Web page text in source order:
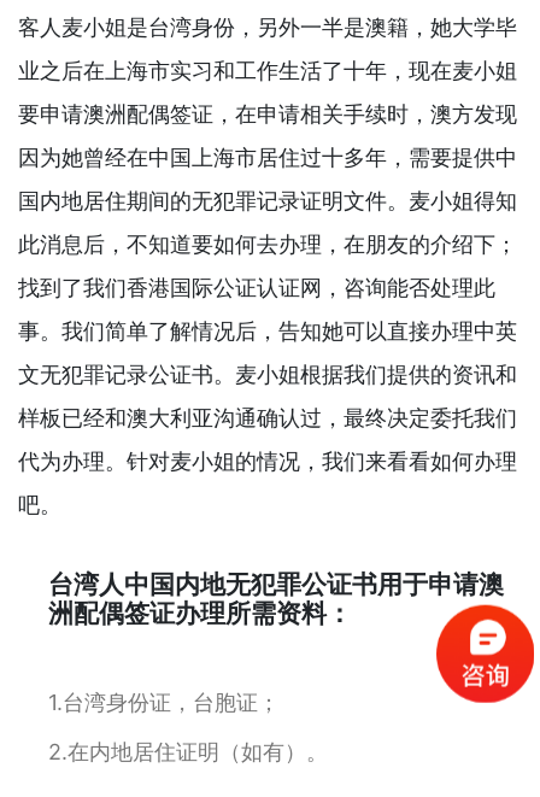
客人麦小姐是台湾身份，另外一半是澳籍，她大学毕
业之后在上海市实习和工作生活了十年，现在麦小姐
要申请澳洲配偶签证，在申请相关手续时，澳方发现
因为她曾经在中国上海市居住过十多年，需要提供中
国内地居住期间的无犯罪记录证明文件。麦小姐得知
此消息后，不知道要如何去办理，在朋友的介绍下；
找到了我们香港国际公证认证网，咨询能否处理此
事。我们简单了解情况后，告知她可以直接办理中英
文无犯罪记录公证书。麦小姐根据我们提供的资讯和
样板已经和澳大利亚沟通确认过，最终决定委托我们
代为办理。针对麦小姐的情况，我们来看看如何办理
吧。
台湾人中国内地无犯罪公证书用于申请澳
洲配偶签证办理所需资料：
1.台湾身份证，台胞证；
2.在内地居住证明（如有）。